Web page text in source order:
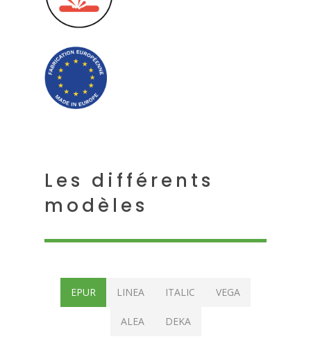
Les différents
modèles
EPUR LINEA ITALIC VEGA
ALEA DEKA